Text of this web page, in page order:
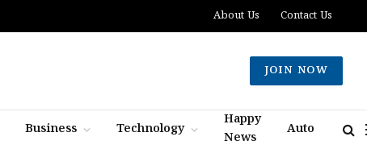
About Us Contact Us
JOIN NOW
Business Technology
Happy
News
Auto